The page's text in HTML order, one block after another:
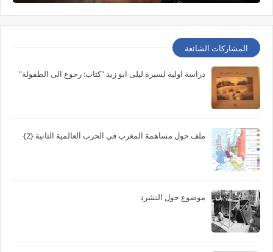
المشاركات الشائعة
دراسة اولية لسيرة ليلى ابو زيد "كتاب: رجوع الى الطفولة"
ملف حول مساهمة المغرب في الحرب العالمية الثانية {2}
موضوع حول التشرد